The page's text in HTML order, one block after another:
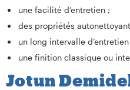
une facilité d’entretien ;
des propriétés
un long intervalle d’entretien
une finition classique ou
Jotun